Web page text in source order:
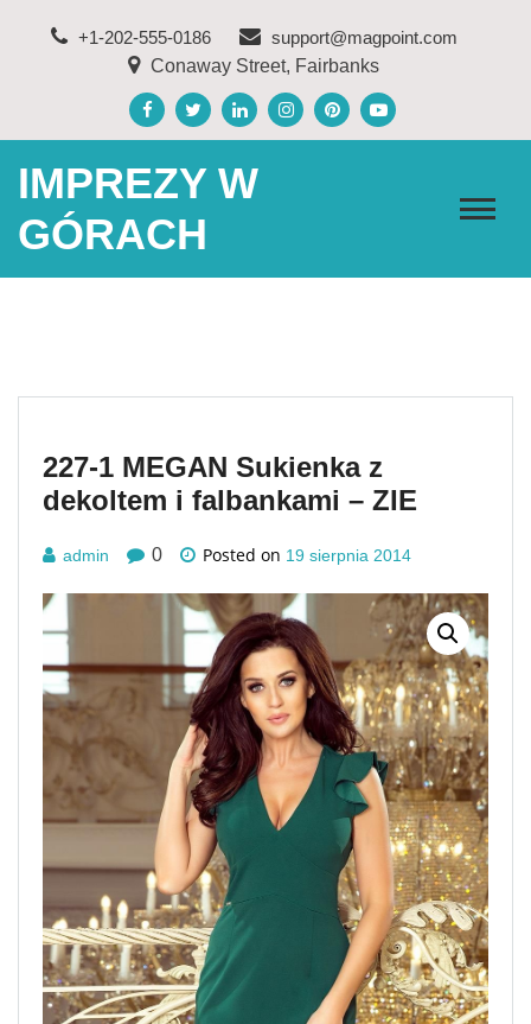
+1-202-555-0186
support@magpoint.com
Conaway Street, Fairbanks
IMPREZY W
GÓRACH
227-1 MEGAN Sukienka z
dekoltem i falbankami – ZIE
admin 0 Posted on 19 sierpnia 2014